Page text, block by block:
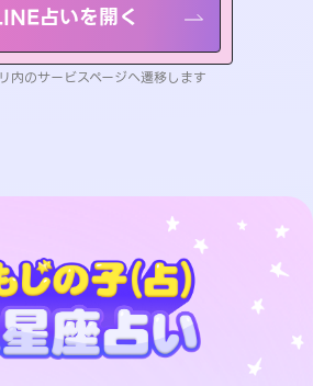
占いを開く
内のサービスページへ遷移します